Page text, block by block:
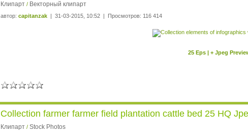
Клипарт / Векторный клипарт
автор: capitanzak | 31-03-2015, 10:52 | Просмотров: 116 414
25 Eps | + Jpeg
Collection farmer farmer field plantation cattle bed 25 HQ
Клипарт / Stock Photos